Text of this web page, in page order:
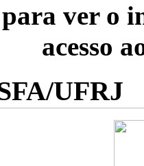
para ver o
acesso
UFRJ